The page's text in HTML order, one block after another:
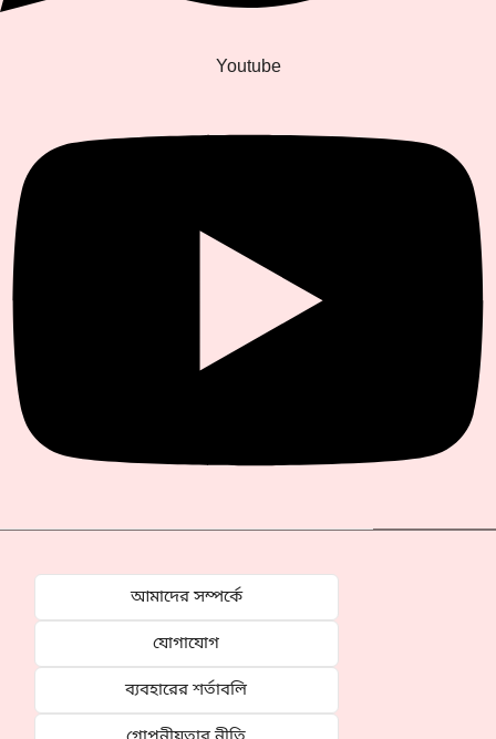
Youtube
আমাদের সম্পর্কে
যোগাযোগ
ব্যবহারের শর্তাবলি